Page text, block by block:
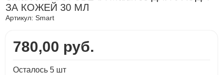
ЗА КОЖЕЙ 30 МЛ
Артикул:Smart
780,00 руб.
Осталось 5 шт